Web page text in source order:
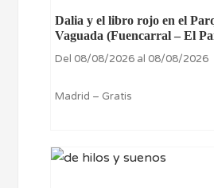
Dalia y el libro rojo en el
Vaguada (Fuencarral – El
Del 08/08/2026 al 08/08/2026
Madrid – Gratis